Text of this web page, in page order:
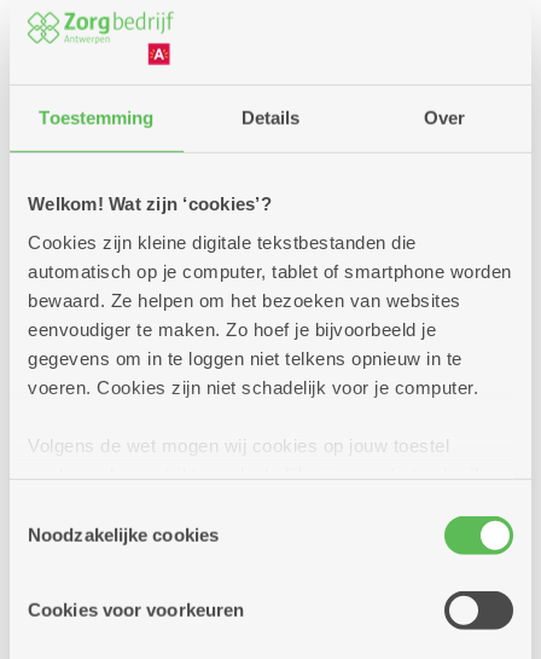
Toestemming Details Over
Welkom! Wat zijn ‘cookies’?
Cookies zijn kleine digitale tekstbestanden die
automatisch op je computer, tablet of smartphone worden
bewaard. Ze helpen om het bezoeken van websites
eenvoudiger te maken. Zo hoef je bijvoorbeeld je
gegevens om in te loggen niet telkens opnieuw in te
voeren. Cookies zijn niet schadelijk voor je computer.
Volgens de wet mogen wij cookies op jouw toestel
cookies hebben we jouw toestemming nodig. Sommige
cookies worden geplaatst door derde partijen die een
informatie over jouw (geanonimiseerd) gebruik van onze
Noodzakelijke cookies
Cookies voor voorkeuren
Rummikub
Kom gezellig een spelletje of meer spelen in
Meer info
donderdag
3
september
14u
17u
Dienstencentrum Den Drossaert